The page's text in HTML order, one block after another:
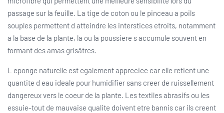
passage sur la feuille. La tige de coton ou le pinceau a poils
souples permettent d atteindre les interstices etroits, notamment
a la base de la plante, la ou la poussiere s accumule souvent en
formant des amas grisâtres.
L eponge naturelle est egalement appreciee car elle retient une
quantite d eau ideale pour humidifier sans creer de ruissellement
dangereux vers le coeur de la plante. Les textiles abrasifs ou les
essuie-tout de mauvaise qualite doivent etre bannis car ils creent